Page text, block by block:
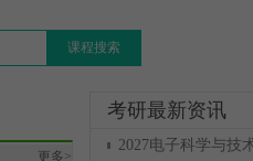
课程搜索
更多>
考研最新资讯